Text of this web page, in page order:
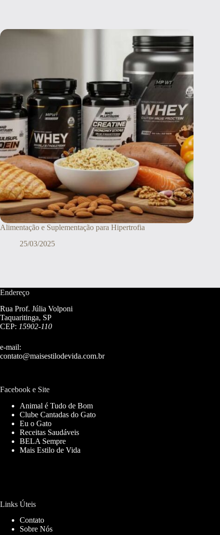
Alimentação e Suplementação para Hipertrofia
25/03/2025
Endereço
Rua Prof. Júlia Volponi
Taquaritinga, SP
CEP: 15902-110
e-mail:
contato@maisestilodevida.com.br
Facebook e Site
Animal é Tudo de Bom
Clube Cantadas do Gato
Eu o Gato
Receitas Saudáveis
BELA Sempre
Mais Estilo de Vida
Links Úteis
Contato
Sobre Nós